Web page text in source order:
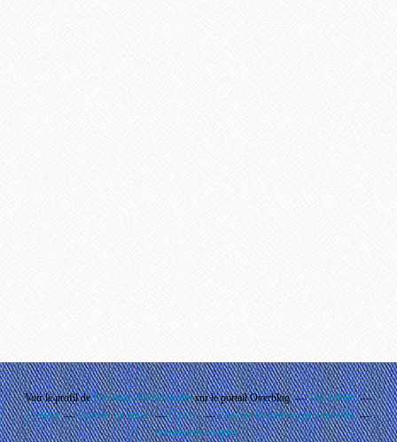
Voir le profil dePhouthay Nontanovanhsur le portail Overblog
Top articles
Contact
Signaler un abus C.G.U.
Cookies et données personnelles
Préférences cookies